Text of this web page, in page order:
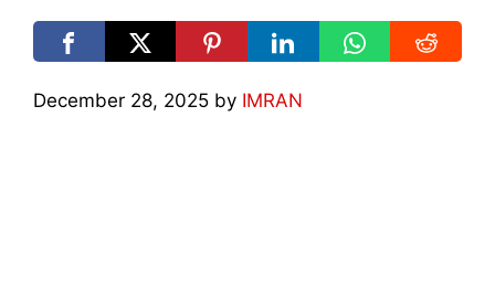
December 28, 2025 by IMRAN